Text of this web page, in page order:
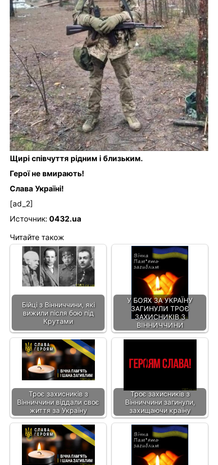
Щирі співчуття рідним і близьким.
Герої не вмирають!
Слава Україні!
[ad_2]
Источник: 0432.ua
Читайте також
Бійці з Вінниччини, які
вижили після бою під
Крутами
У БОЯХ ЗА УКРАЇНУ
ЗАГИНУЛИ ТРОЄ
ЗАХИСНИКІВ З
ВІННИЧЧИНИ
Троє захисників з
Вінниччини віддали своє
життя за Україну
Троє захисників з
Вінниччини загинули,
захищаючи країну